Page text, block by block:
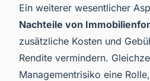
Ein weiterer wesentlicher
Nachteile von
zusätzliche Kosten und
Rendite vermindern.
Managementrisiko eine